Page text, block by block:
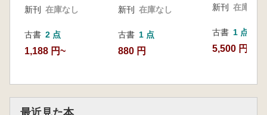
新刊 在庫なし
古書 2 点
1,188 円~
新刊 在庫なし
古書 1 点
880 円
新刊 在庫なし
古書 1 点
5,500 円
最近見た本